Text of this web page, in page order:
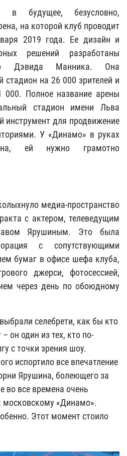
в будущее, безусловно,
на которой клуб проводит
2019 года. Ее дизайн и
решений разработаны
Дэвида Манника. Она
стадион на 26 000 зрителей и
000. Полное название арены
стадион имени Льва
для продвижение
У «Динамо» в руках
ей нужно грамотно
медиа-пространство
с актером, телеведущим
Ярушиным. Это была
с сопутствующими
бумаг в офисе шефа клуба,
джерси, фотосессией,
через день по обоюдному
селебрети, как бы кто
он один из тех, кто по-
с точки зрения шоу.
испортило все впечатление
Ярушина, болеющего за
во все времена очень
московскому «Динамо».
Этот момент стоило